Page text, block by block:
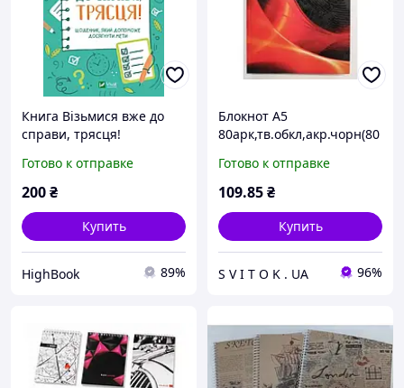
Книга Візьмися вже до
справи, трясця!
допоможе досягнути
мети. Автор Моніка Свіні
Готово к отправке
200₴
Купить
HighBook 89%
Блокнот А5
80арк,тв.обкл,акр.чорн(80
Готово к отправке
109.85₴
Купить
S V I T O K . UA 96%